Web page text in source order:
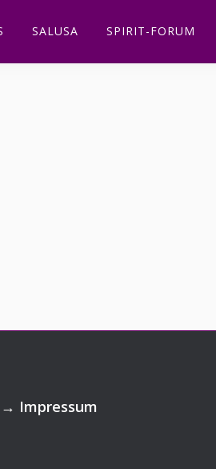
SALUSA SPIRIT-FORUM
→ Impressum